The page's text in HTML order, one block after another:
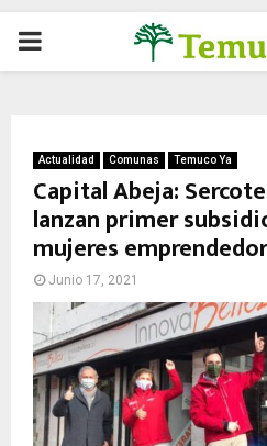
P
M
A
R
Y
Actualidad Comunas Temuco Ya
Capital Abeja:
lanzan primer
mujeres
Junio 17, 2021